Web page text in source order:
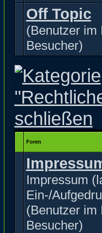
Off Topic
(Benutzer im
Besucher)
Foren
Impressum
Ein-/
(Benutzer im
Besucher)